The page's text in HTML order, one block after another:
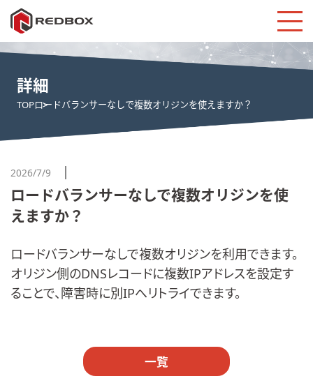
詳細
TOPロードバランサーなしで複数オリジンを使えますか？
2026/7/9
ロードバランサーなしで複数オリジンを使
えますか？
ロードバランサーなしで複数オリジンを利用できます。
オリジン側のDNSレコードに複数IPアドレスを設定す
ることで、障害時に別IPへリトライできます。
一覧